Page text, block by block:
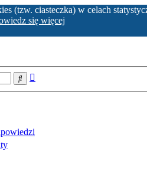
(tzw. ciasteczka) w celach
się więcej
Szukaj